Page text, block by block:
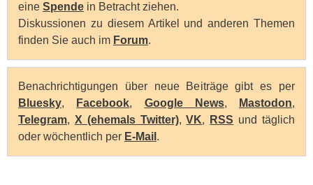
eine Spende in Betracht ziehen.
Diskussionen zu diesem Artikel und anderen Themen
finden Sie auch im Forum.
Benachrichtigungen über neue Beiträge gibt es per
Bluesky, Facebook, Google News, Mastodon,
Telegram, X (ehemals Twitter),VK, RSS und täglich
oder wöchentlich per E-Mail .